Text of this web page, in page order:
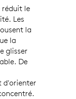
réduit le
Les
la
la
glisser
De
d'orienter